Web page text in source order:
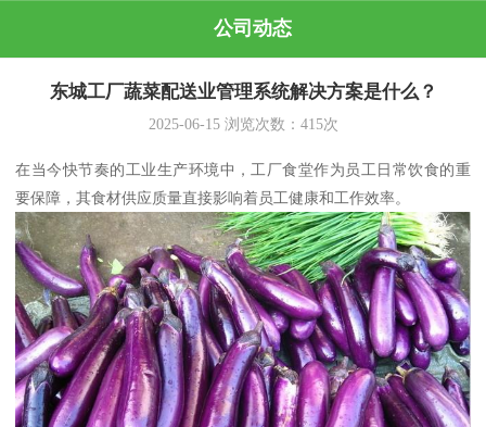
公司动态
东城工厂蔬菜配送业管理系统解决方案是什么？
2025-06-15浏览次数： 415次
在当今快节奏的工业生产环境中，工厂食堂作为员工日常饮食的重
要保障，其食材供应质量直接影响着员工健康和工作效率。